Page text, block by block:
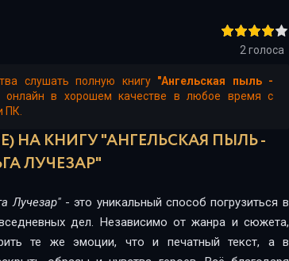
2 голоса
слушать полную книгу "Ангельская пыль -
онлайн в хорошем качестве в любое время с
ПК.
НА КНИГУ "АНГЕЛЬСКАЯ ПЫЛЬ -
ЛУЧЕЗАР"
Лучезар"- это уникальный способ погрузиться в
дел. Независимо от жанра и сюжета,
те же эмоции, что и печатный текст, а в